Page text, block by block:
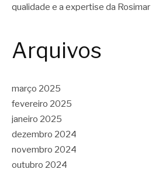
qualidade e a expertise da Rosimar
Arquivos
março 2025
fevereiro 2025
janeiro 2025
dezembro 2024
novembro 2024
outubro 2024